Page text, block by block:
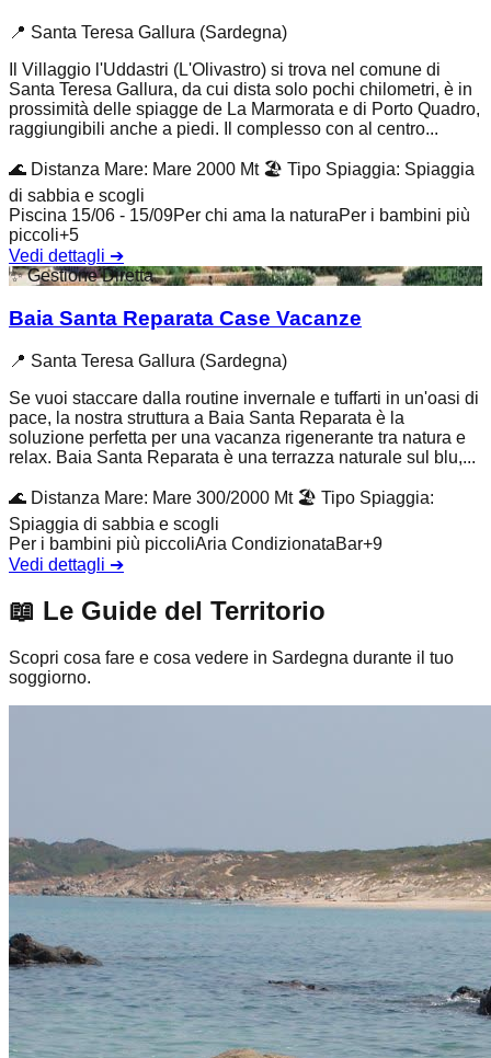
📍 Santa Teresa Gallura (Sardegna)
Il Villaggio l'Uddastri (L'Olivastro) si trova nel comune di
Santa Teresa Gallura, da cui dista solo pochi chilometri, è in
prossimità delle spiagge de La Marmorata e di Porto Quadro,
raggiungibili anche a piedi. Il complesso con al centro...
🌊 Distanza Mare: Mare 2000 Mt 🏖️ Tipo Spiaggia: Spiaggia
di sabbia e scogli
Piscina 15/06 - 15/09Per chi ama la naturaPer i bambini più
piccoli+5
Vedi dettagli ➔
✨Gestione Diretta
Baia Santa Reparata Case Vacanze
📍 Santa Teresa Gallura (Sardegna)
Se vuoi staccare dalla routine invernale e tuffarti in un'oasi di
pace, la nostra struttura a Baia Santa Reparata è la
soluzione perfetta per una vacanza rigenerante tra natura e
relax. Baia Santa Reparata è una terrazza naturale sul blu,...
🌊 Distanza Mare: Mare 300/2000 Mt 🏖️ Tipo Spiaggia:
Spiaggia di sabbia e scogli
Per i bambini più piccoliAria CondizionataBar+9
Vedi dettagli ➔
📖 Le Guide del Territorio
Scopri cosa fare e cosa vedere in Sardegna durante il tuo
soggiorno.